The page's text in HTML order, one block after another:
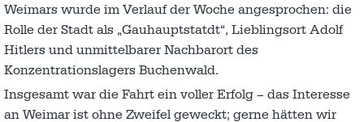
Weimars wurde im Verlauf der Woche angesprochen: die
Rolle der Stadt als „Gauhauptstatdt“, Lieblingsort Adolf
Hitlers und unmittelbarer Nachbarort des
Konzentrationslagers Buchenwald.
Insgesamt war die Fahrt ein voller Erfolg – das Interesse
an Weimar ist ohne Zweifel geweckt; gerne hätten wir